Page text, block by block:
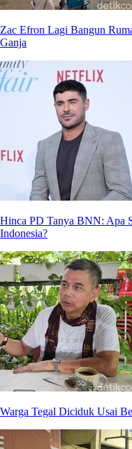
Zac Efron Lagi Bangun
Ganja
Hinca PD Tanya BNN: Apa
Indonesia?
Warga Tegal Diciduk Usai